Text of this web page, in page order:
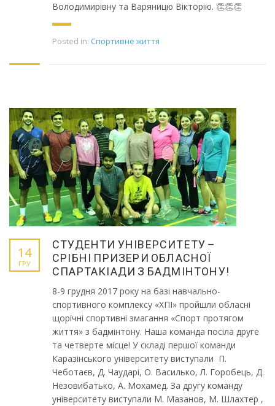
Володимирівну та Варяницю Вікторію. 👏👏👏
Posted in: Спортивне життя
14
ГРУ
СТУДЕНТИ УНІВЕРСИТЕТУ –
СРІБНІ ПРИЗЕРИ ОБЛАСНОЇ
СПАРТАКІАДИ З БАДМІНТОНУ!
8-9 грудня 2017 року на базі навчально-
спортивного комплексу «ХПІ» пройшли обласні
щорічні спортивні змагання «Спорт протягом
життя» з бадмінтону. Наша команда посіла друге
та четверте місце! У складі першої команди
Каразінського університету виступали П.
Чеботаєв, Д. Чаударі, О. Василько, Л. Горобець, Д.
Незовибатько, А. Мохамед. За другу команду
університету виступали М. Мазанов, М. Шлахтер ,